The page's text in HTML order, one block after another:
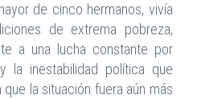
de cinco hermanos, vivía
de extrema pobreza,
a una lucha constante por
la inestabilidad política que
la situación fuera aún más